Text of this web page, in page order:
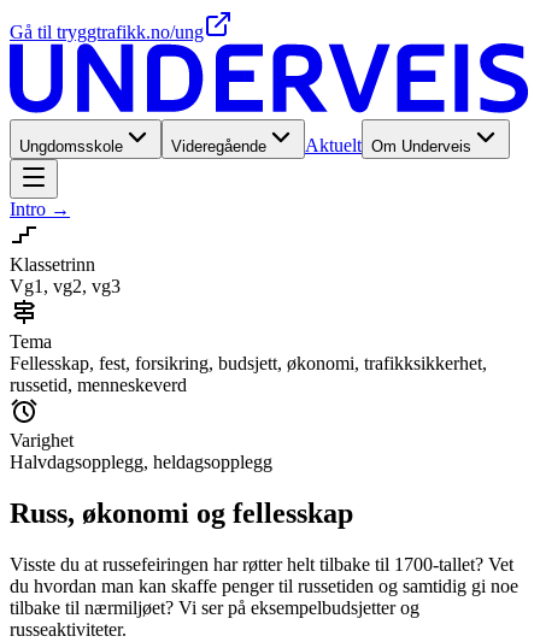
Gå til tryggtrafikk.no/ung
Ungdomsskole Videregående Aktuelt Om Underveis
Intro →
Klassetrinn
Vg1, vg2, vg3
Tema
Fellesskap, fest, forsikring, budsjett, økonomi, trafikksikkerhet,
russetid, menneskeverd
Varighet
Halvdagsopplegg, heldagsopplegg
Russ, økonomi og fellesskap
Visste du at russefeiringen har røtter helt tilbake til 1700-tallet? Vet
du hvordan man kan skaffe penger til russetiden og samtidig gi noe
tilbake til nærmiljøet? Vi ser på eksempelbudsjetter og
russeaktiviteter.